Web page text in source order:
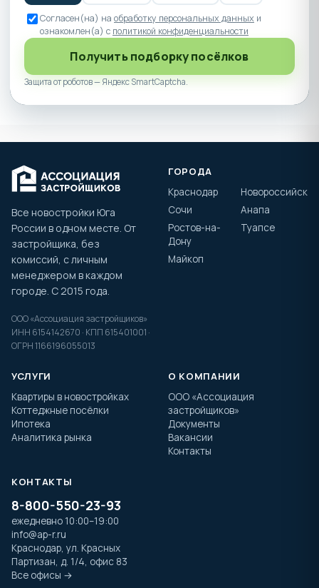
Согласен(на) на обработку персональных данных и
ознакомлен(а) с политикой конфиденциальности
Получить подборку посёлков
Защита от роботов — Яндекс SmartCaptcha.
Все новостройки Юга
России в одном месте. От
застройщика, без
комиссий, с личным
менеджером в каждом
городе. С 2015 года.
ООО «Ассоциация застройщиков»
ИНН 6154142670 · КПП 615401001 ·
ОГРН 1166196055013
ГОРОДА
Краснодар
Новороссийск
Сочи
Анапа
Ростов-на-
Дону
Туапсе
Майкоп
УСЛУГИ
Квартиры в новостройках
Коттеджные посёлки
Ипотека
Аналитика рынка
О КОМПАНИИ
ООО «Ассоциация
застройщиков»
Документы
Вакансии
Контакты
КОНТАКТЫ
8-800-550-23-93
ежедневно 10:00–19:00
info@ap-r.ru
Краснодар, ул. Красных
Партизан, д. 1/4, офис 83
Все офисы →